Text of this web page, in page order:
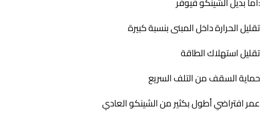
تقليل الحرارة داخل المبنى بنسبة كبيرة
تقليل استهلاك الطاقة
حماية السقف من التلف السريع
عمر افتراضي أطول بكثير من الشينكو العادي